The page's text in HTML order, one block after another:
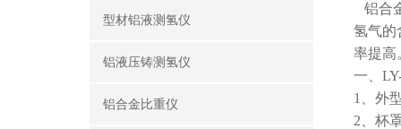
型材铝液测氢仪
铝液压铸测氢仪
铝合金比重仪
铝合
氢气的
率提高
一、
1、外
2、杯